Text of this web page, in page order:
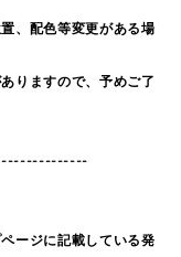
、配色等変更がある場
りますので、予めご了
ージに記載している発